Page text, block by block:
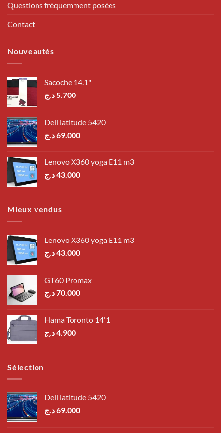
Questions fréquemment posées
Contact
Nouveautés
Sacoche 14.1"
5.700د.ج
Dell latitude 5420
69.000د.ج
Lenovo X360 yoga E11 m3
43.000د.ج
Mieux vendus
Lenovo X360 yoga E11 m3
43.000د.ج
GT60 Promax
70.000د.ج
Hama Toronto 14'1
4.900د.ج
Sélection
Dell latitude 5420
69.000د.ج